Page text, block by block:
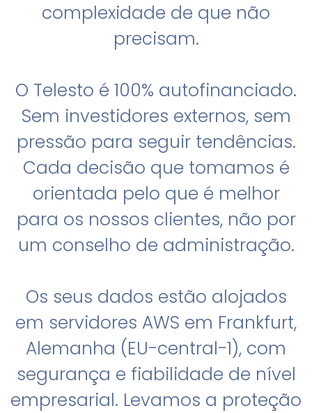
complexidade de que não
precisam.
O Telesto é 100% autofinanciado.
Sem investidores externos, sem
pressão para seguir tendências.
Cada decisão que tomamos é
orientada pelo que é melhor
para os nossos clientes, não por
um conselho de administração.
Os seus dados estão alojados
em servidores AWS em Frankfurt,
Alemanha (EU-central-1), com
segurança e fiabilidade de nível
empresarial. Levamos a proteção